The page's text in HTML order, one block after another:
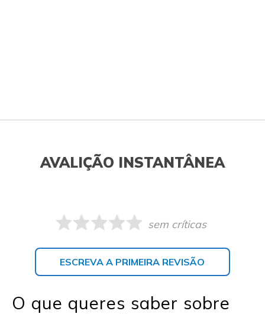
AVALIÇÃO INSTANTÂNEA
sem críticas
ESCREVA A PRIMEIRA REVISÃO
O que queres saber sobre